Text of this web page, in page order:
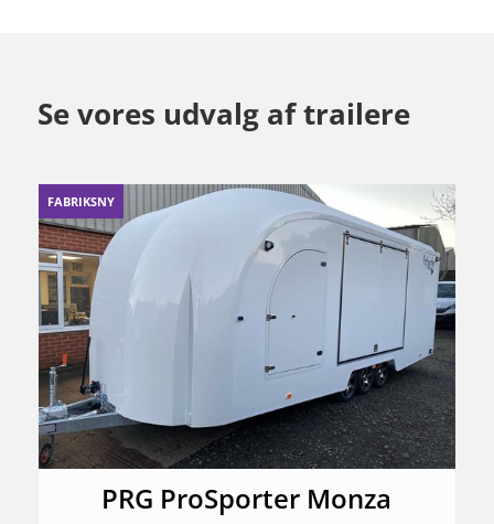
Se vores udvalg af trailere
FABRIKSNY
PRG ProSporter Monza